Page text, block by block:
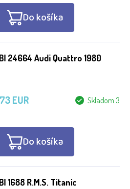
Do košíka
24664 Audi Quattro 1980
Skladom 3
EUR
Do košíka
1688 R.M.S. Titanic